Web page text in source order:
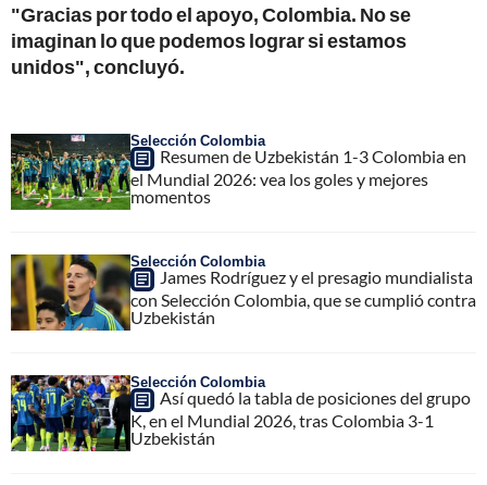
"Gracias por todo el apoyo, Colombia. No se
imaginan lo que podemos lograr si estamos
unidos", concluyó.
Selección Colombia
Resumen de Uzbekistán 1-3 Colombia en
el Mundial 2026: vea los goles y mejores
momentos
Selección Colombia
James Rodríguez y el presagio mundialista
con Selección Colombia, que se cumplió contra
Uzbekistán
Selección Colombia
Así quedó la tabla de posiciones del grupo
K, en el Mundial 2026, tras Colombia 3-1
Uzbekistán